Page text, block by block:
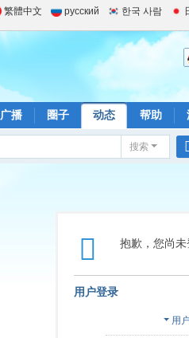
繁體中文 русский 한국 사람
广播 圈子 动态 帮助
搜索
抱歉，您尚
用户登录
用